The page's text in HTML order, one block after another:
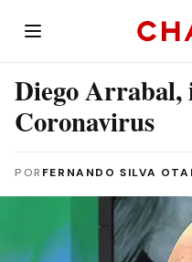
Diego Arrabal,
Coronavirus
POR FERNANDO SILVA